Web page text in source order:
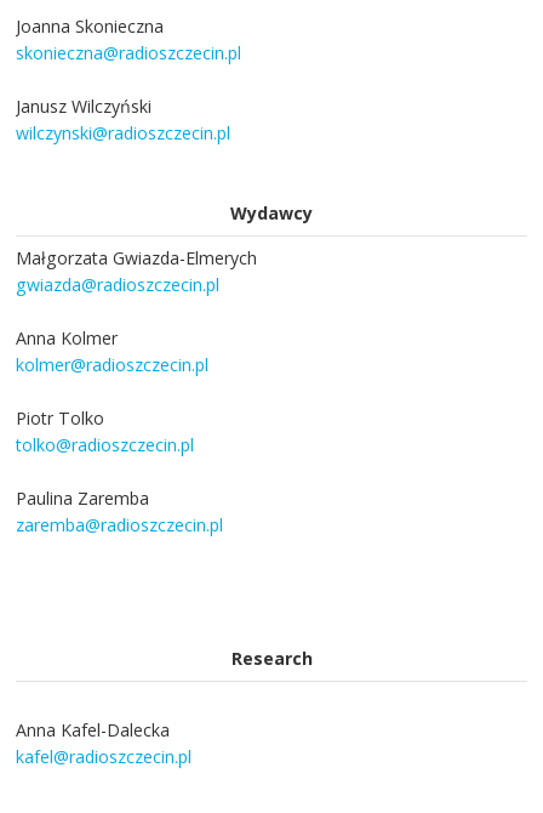
Joanna Skonieczna
skonieczna@radioszczecin.pl
Janusz Wilczyński
wilczynski@radioszczecin.pl
Wydawcy
Małgorzata Gwiazda-Elmerych
gwiazda@radioszczecin.pl
Anna Kolmer
kolmer@radioszczecin.pl
Piotr Tolko
tolko@radioszczecin.pl
Paulina Zaremba
zaremba@radioszczecin.pl
Research
Anna Kafel-Dalecka
kafel@radioszczecin.pl